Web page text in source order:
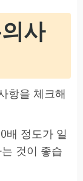
사
항을 체크해
배 정도가 일
것이 좋습